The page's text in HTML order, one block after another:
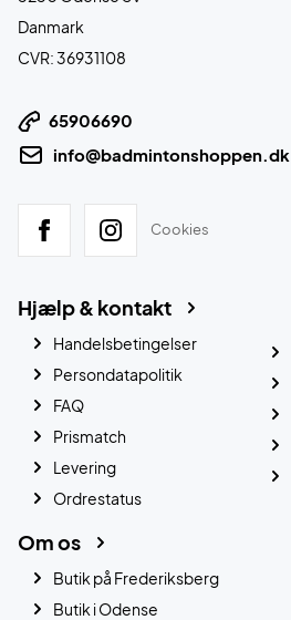
Danmark
CVR: 36931108
65906690
info@badmintonshoppen.dk
Cookies
Hjælp & kontakt
Handelsbetingelser
Persondatapolitik
FAQ
Prismatch
Levering
Ordrestatus
Om os
Butik på Frederiksberg
Butik i Odense